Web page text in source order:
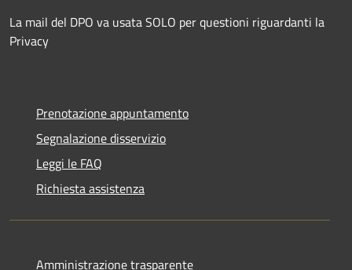
La mail del DPO va usata SOLO per questioni riguardanti la
Privacy
Prenotazione appuntamento
Segnalazione disservizio
Leggi le FAQ
Richiesta assistenza
Amministrazione trasparente